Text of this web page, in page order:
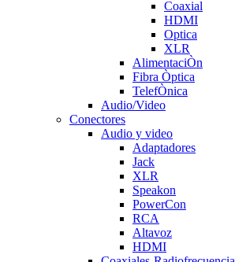
Coaxial
HDMI
Optica
XLR
AlimentaciÒn
Fibra Òptica
TelefÒnica
Audio/Video
Conectores
Audio y video
Adaptadores
Jack
XLR
Speakon
PowerCon
RCA
Altavoz
HDMI